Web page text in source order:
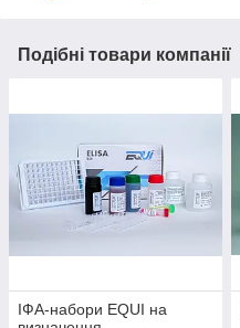
Подібні товари компанії
ІФА-набори EQUI на